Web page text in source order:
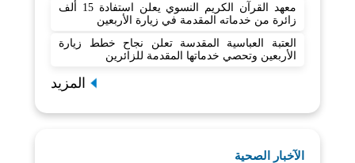
معهد القرآن الكريم النسوي يعلن استفادة 15 ألف
زائرة من خدماته المقدمة في زيارة الأربعين
العتبة العباسية المقدسة تعلن نجاح خطط زيارة
الأربعين وتحصي خدماتها المقدمة للزائرين
المزيد
الآخبار الصحية